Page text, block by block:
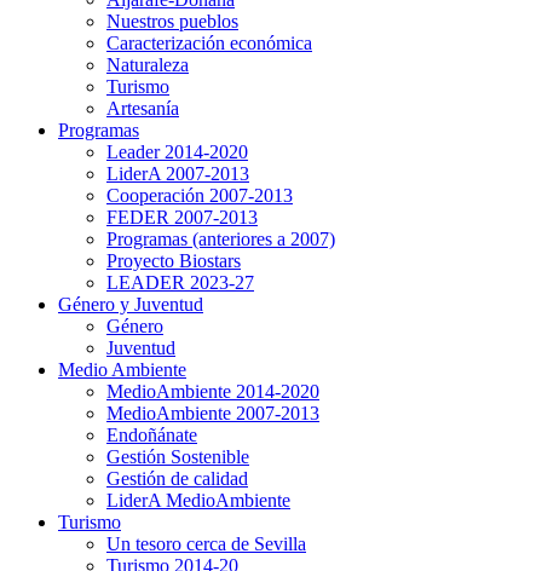
Nuestros pueblos
Caracterización económica
Naturaleza
Turismo
Artesanía
Programas
Leader 2014-2020
LiderA 2007-2013
Cooperación 2007-2013
FEDER 2007-2013
Programas (anteriores a 2007)
Proyecto Biostars
LEADER 2023-27
Género y Juventud
Género
Juventud
Medio Ambiente
MedioAmbiente 2014-2020
MedioAmbiente 2007-2013
Endoñánate
Gestión Sostenible
Gestión de calidad
LiderA MedioAmbiente
Turismo
Un tesoro cerca de Sevilla
Turismo 2014-20